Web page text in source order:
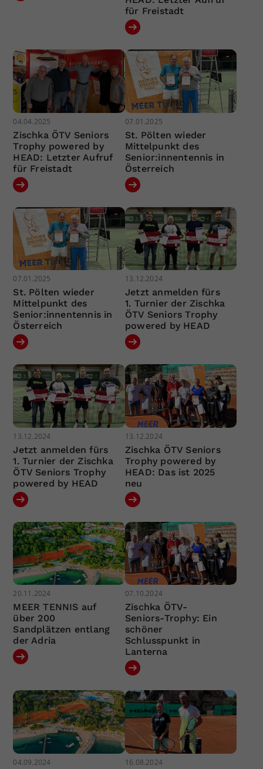
für Freistadt
04.04.2025
Zischka ÖTV Seniors
Trophy powered by
HEAD: Letzter Aufruf
für Freistadt
07.01.2025
St. Pölten wieder
Mittelpunkt des
Senior:innentennis in
Österreich
07.01.2025
St. Pölten wieder
Mittelpunkt des
Senior:innentennis in
Österreich
13.12.2024
Jetzt anmelden fürs
1. Turnier der Zischka
ÖTV Seniors Trophy
powered by HEAD
13.12.2024
Jetzt anmelden fürs
1. Turnier der Zischka
ÖTV Seniors Trophy
powered by HEAD
13.12.2024
Zischka ÖTV Seniors
Trophy powered by
HEAD: Das ist 2025
neu
20.11.2024
MEER TENNIS auf
über 200
Sandplätzen entlang
der Adria
07.10.2024
Zischka ÖTV-
Seniors-Trophy: Ein
schöner
Schlusspunkt in
Lanterna
04.09.2024 16.08.2024